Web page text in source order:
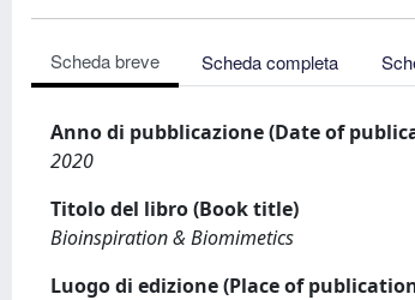
Scheda breve Scheda completa
Anno di pubblicazione (Date of
2020
Titolo del libro (Book title)
Bioinspiration & Biomimetics
Luogo di edizione (Place of